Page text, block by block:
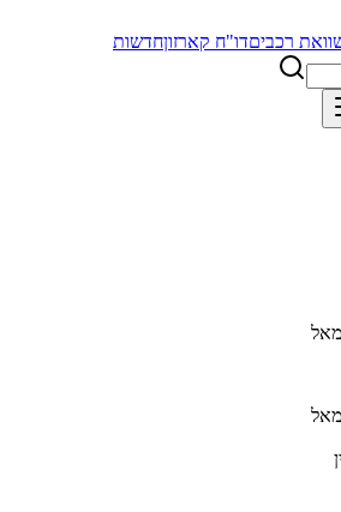
רכביםדו"ח קארזוןחדשות